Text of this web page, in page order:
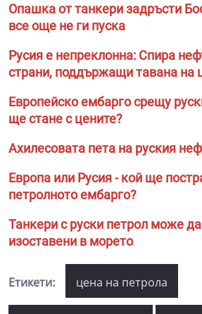
Опашка от танкери задръсти
все още не ги пуска
Русия е непреклонна: Спира
страни, поддържащи тавана на
Европейско ембарго срещу
ще стане с цените?
Ахилесовата пета на руския
Европа или Русия - кой ще
петролното ембарго?
Танкери с руски петрол може
изоставени в морето
Етикети: цена на петрола